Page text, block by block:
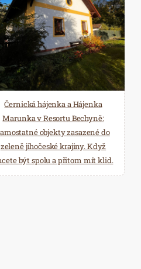
FOR GASTRO & HOTEL
v Letňanech představí od
malá a střední evropská
po Slovinsko jistě
vřelý vztah k vínu i jeho
pochopitelně chybět něco
Svými pěnivými klenoty
výběr z řemeslných
od profíků
předvede mistr carvingu
svého workshopu. Další
vzdělávacího
o bezlepkovém
Černická hájenka a Hájenka
Marunka v Resortu Bechyně:
objekty zasazené do
zeleně jihočeské krajiny. Když
být spolu a přitom mít klid.